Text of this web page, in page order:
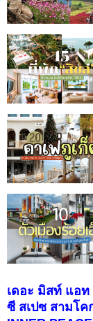
เดอะ มิสท์ แอ
ซี สเปซ สามโค